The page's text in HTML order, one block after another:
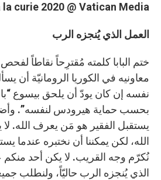
la curie 2020 @ Vatican Media
العمل الذي يُنجزه الرب
ختم البابا كلمته مُقترِحاً نقاطاً
معاونيه في الكوريا الرومانيّة أن
نفسه إن كان يودّ أن يلحق بيسوع
بحسب حماية هيرودس لنفسه”.
يستقبل الفقير هو مَن يعرف الله. لا
الله، لكن يمكننا أن نختبره عندما
نُكرّم وجه القريب. لا يكن أحد منكم
الذي يُنجزه الرب حاليّاً، ولنطلب